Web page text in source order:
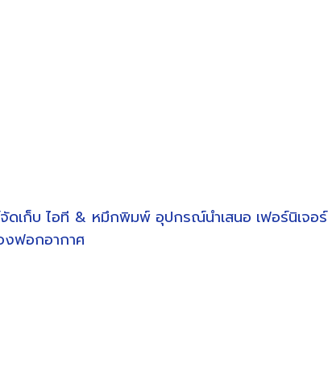
ดเก็บ ไอที & หมึกพิมพ์ อุปกรณ์นำเสนอ เฟอร์นิเจอร์
งฟอกอากาศ